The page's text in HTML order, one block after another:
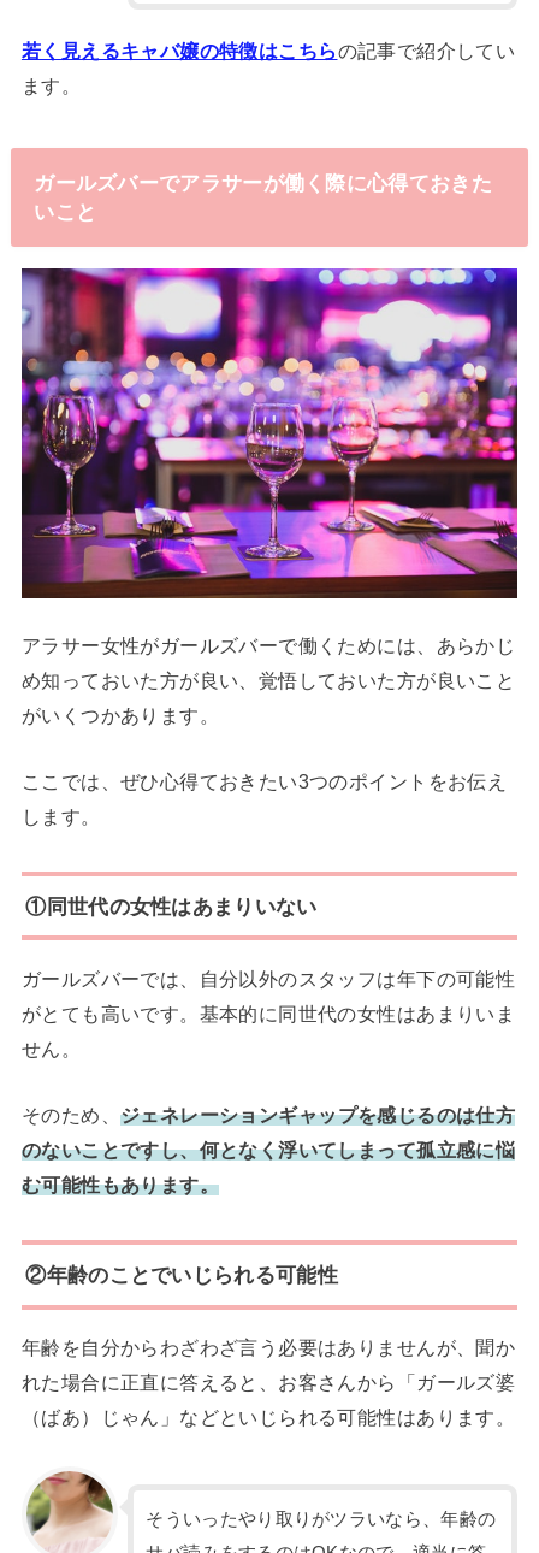
若く見えるキャバ嬢の特徴はこちらの記事で紹介してい
ます。
ガールズバーでアラサーが働く際に心得ておきた
いこと
アラサー女性がガールズバーで働くためには、あらかじ
め知っておいた方が良い、覚悟しておいた方が良いこと
がいくつかあります。
ここでは、ぜひ心得ておきたい3つのポイントをお伝え
します。
①同世代の女性はあまりいない
ガールズバーでは、自分以外のスタッフは年下の可能性
がとても高いです。基本的に同世代の女性はあまりいま
せん。
そのため、 ジェネレーションギャップを感じるのは仕方
のないことですし、何となく浮いてしまって孤立感に悩
む可能性もあります。
②年齢のことでいじられる可能性
年齢を自分からわざわざ言う必要はありませんが、聞か
れた場合に正直に答えると、お客さんから「ガールズ婆
（ばあ）じゃん」などといじられる可能性はあります。
そういったやり取りがツラいなら、年齢の